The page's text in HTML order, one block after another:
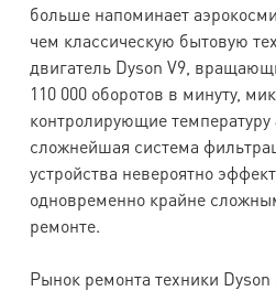
больше напоминает
чем классическую бытовую
двигатель Dyson V9,
110 000 оборотов в минуту,
контролирующие температуру
сложнейшая система
устройства невероятно
одновременно крайне
ремонте.
Рынок ремонта техники